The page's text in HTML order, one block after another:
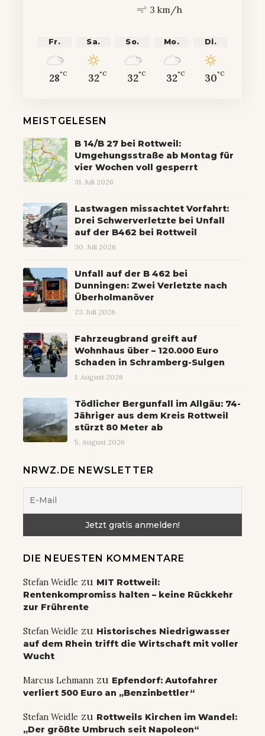
3 km/h
Fr.
28°C
Sa.
32°C
So.
32°C
Mo.
32°C
Di.
30°C
MEISTGELESEN
B 14/B 27 bei Rottweil:
Umgehungsstraße ab Montag für
vier Wochen voll gesperrt
31. Juli 2026
Lastwagen missachtet Vorfahrt:
Drei Schwerverletzte bei Unfall
auf der B462 bei Rottweil
30. Juli 2026
Unfall auf der B 462 bei
Dunningen: Zwei Verletzte nach
Überholmanöver
23. Juli 2026
Fahrzeugbrand greift auf
Wohnhaus über – 120.000 Euro
Schaden in Schramberg-Sulgen
1. August 2026
Tödlicher Bergunfall im Allgäu: 74-
Jähriger aus dem Kreis Rottweil
stürzt 80 Meter ab
5. August 2026
NRWZ.DE NEWSLETTER
DIE NEUESTEN KOMMENTARE
Stefan Weidle zu MIT Rottweil:
Rentenkompromiss halten – keine Rückkehr
zur Frührente
Stefan Weidle zu Historisches Niedrigwasser
auf dem Rhein trifft die Wirtschaft mit voller
Wucht
Marcus Lehmann zu Epfendorf: Autofahrer
verliert 500 Euro an „Benzinbettler“
Stefan Weidle zu Rottweils Kirchen im Wandel:
„Der größte Umbruch seit Napoleon“